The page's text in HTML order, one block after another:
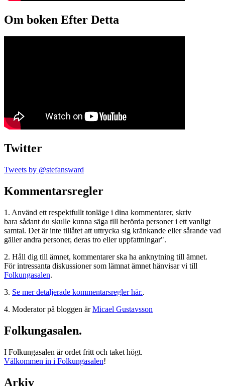
Om boken Efter Detta
Twitter
Tweets by @stefansward
Kommentarsregler
1. Använd ett respektfullt tonläge i dina kommentarer, skriv
bara sådant du skulle kunna säga till berörda personer i ett vanligt
samtal. Det är inte tillåtet att uttrycka sig kränkande eller sårande vad
gäller andra personer, deras tro eller uppfattningar".
2. Håll dig till ämnet, kommentarer ska ha anknytning till ämnet.
För intressanta diskussioner som lämnat ämnet hänvisar vi till
Folkungasalen.
3. Se mer detaljerade kommentarsregler här..
4. Moderator på bloggen ärMicael Gustavsson
Folkungasalen.
I Folkungasalen är ordet fritt och taket högt.
Välkommen in i Folkungasalen!
Arkiv